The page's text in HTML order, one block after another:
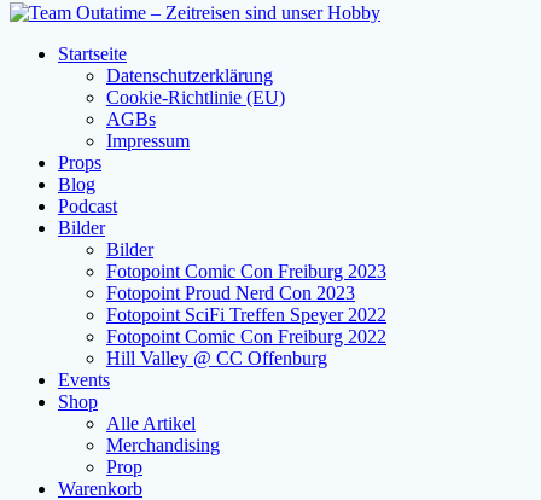
Startseite
Datenschutzerklärung
Cookie-Richtlinie (EU)
AGBs
Impressum
Props
Blog
Podcast
Bilder
Bilder
Fotopoint Comic Con Freiburg 2023
Fotopoint Proud Nerd Con 2023
Fotopoint SciFi Treffen Speyer 2022
Fotopoint Comic Con Freiburg 2022
Hill Valley @ CC Offenburg
Events
Shop
Alle Artikel
Merchandising
Prop
Warenkorb